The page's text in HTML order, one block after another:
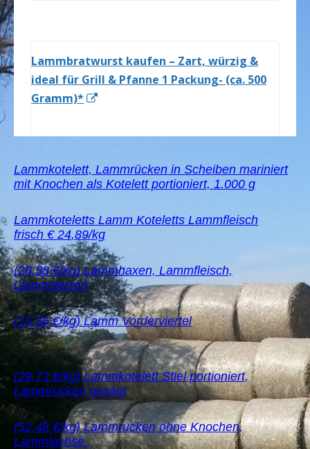
Lammkotelett, Lammrücken in Scheiben mariniert
mit Knochen als Kotelett portioniert, 1.000 g
Lammkoteletts Lamm Koteletts Lammfleisch
frisch € 24,89/kg
(26,58 €/kg) Lammhaxen, Lammfleisch,
Lammstelzen
(15,55 €/kg) Lamm Vorderviertel
(29,73 €/kg) Lammkotelett Stiel portioniert,
Lammrücken gesägt
(52,48 €/kg) Lammrücken ohne Knochen,
Lammlachse ,